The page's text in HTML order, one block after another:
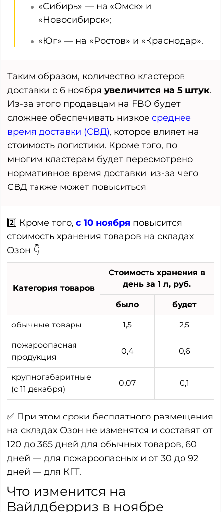
«Сибирь» — на «Омск» и
«Новосибирск»;
«Юг» — на «Ростов» и «Краснодар».
Таким образом, количество кластеров
доставки с 6 ноября увеличится на 5 штук.
Из-за этого продавцам на FBO будет
сложнее обеспечивать низкое среднее
время доставки (СВД), которое влияет на
стоимость логистики. Кроме того, по
многим кластерам будет пересмотрено
нормативное время доставки, из-за чего
СВД также может повыситься.
2️⃣ Кроме того, с 10 ноября повысится
стоимость хранения товаров на складах
Озон 👇
Категория товаров
Стоимость хранения в
день за 1 л, руб.
было будет
обычные товары 1,5 2,5
пожароопасная
продукция
0,4 0,6
крупногабаритные
(с 11 декабря)
0,07 0,1
✅ При этом сроки бесплатного размещения
на складах Озон не изменятся и составят от
120 до 365 дней для обычных товаров, 60
дней — для пожароопасных и от 30 до 92
дней — для КГТ.
Что изменится на
Вайлдберриз в ноябре